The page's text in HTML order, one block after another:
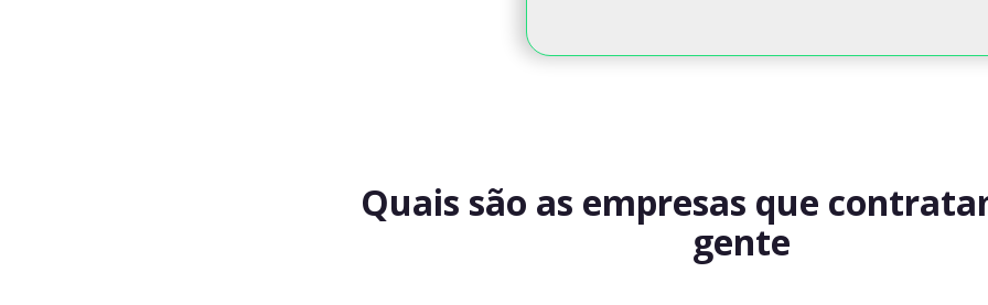
Quais são as empresas que
gente